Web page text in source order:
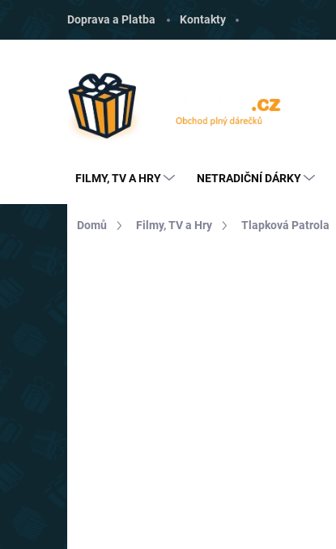
obsah
Doprava a Platba Kontakty
FILMY, TV A HRY NETRADIČNÍ DÁRKY
Domů Filmy, TV a Hry Tlapková Patrola